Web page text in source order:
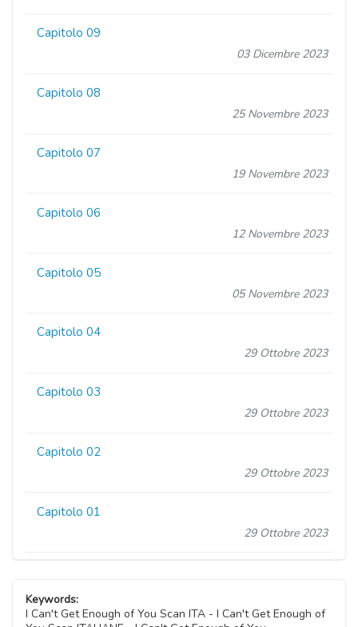
Capitolo 09
03 Dicembre 2023
Capitolo 08
25 Novembre 2023
Capitolo 07
19 Novembre 2023
Capitolo 06
12 Novembre 2023
Capitolo 05
05 Novembre 2023
Capitolo 04
29 Ottobre 2023
Capitolo 03
29 Ottobre 2023
Capitolo 02
29 Ottobre 2023
Capitolo 01
29 Ottobre 2023
Keywords:
I Can't Get Enough of You Scan ITA - I Can't Get Enough of